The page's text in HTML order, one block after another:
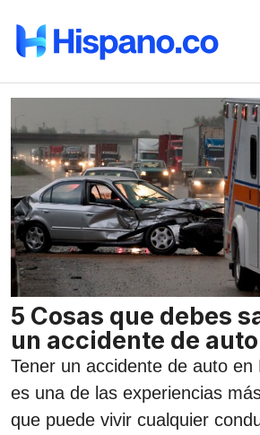
5 Cosas que debes
un accidente de
Tener un accidente de auto en
es una de las experiencias
que puede vivir cualquier